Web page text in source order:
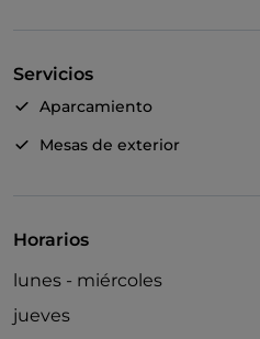
Servicios
Aparcamiento
Mesas de exterior
Horarios
lunes - miércoles
jueves